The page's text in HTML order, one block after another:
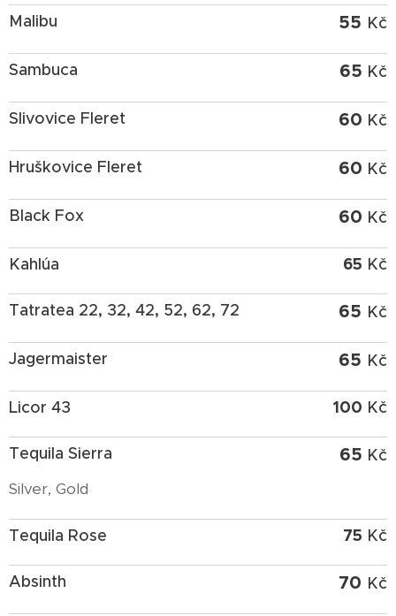
Malibu 55 Kč
Sambuca 65 Kč
Slivovice Fleret 60 Kč
Hruškovice Fleret 60 Kč
Black Fox 60 Kč
Kahlúa 65 Kč
Tatratea 22, 32, 42, 52, 62, 72 65 Kč
Jagermaister 65 Kč
Licor 43 100 Kč
Tequila Sierra
Silver, Gold
65 Kč
Tequila Rose 75 Kč
Absinth 70 Kč